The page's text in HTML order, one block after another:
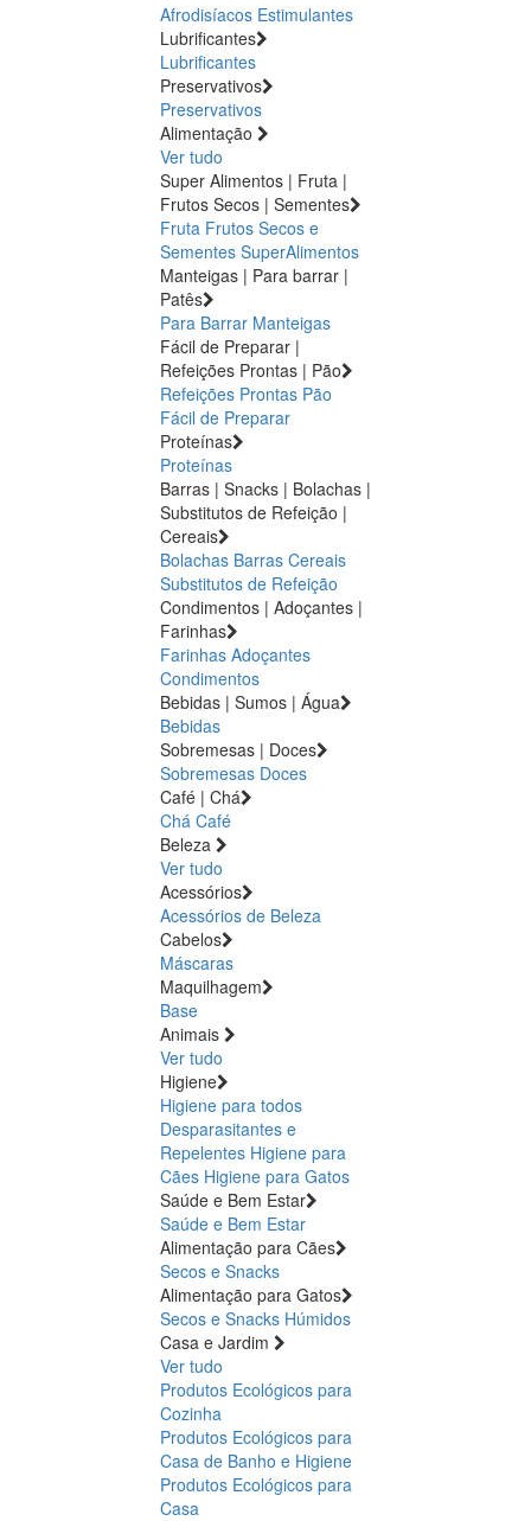
Afrodisíacos Estimulantes
Lubrificantes
Lubrificantes
Preservativos
Preservativos
Alimentação
Ver tudo
Super Alimentos | Fruta |
Frutos Secos | Sementes
Fruta Frutos Secos e
Sementes SuperAlimentos
Manteigas | Para barrar |
Patês
Para Barrar Manteigas
Fácil de Preparar |
Refeições Prontas | Pão
Refeições Prontas Pão
Fácil de Preparar
Proteínas
Proteínas
Barras | Snacks | Bolachas |
Substitutos de Refeição |
Cereais
Bolachas Barras Cereais
Substitutos de Refeição
Condimentos | Adoçantes |
Farinhas
Farinhas Adoçantes
Condimentos
Bebidas | Sumos | Água
Bebidas
Sobremesas | Doces
Sobremesas Doces
Café | Chá
Chá Café
Beleza
Ver tudo
Acessórios
Acessórios de Beleza
Cabelos
Máscaras
Maquilhagem
Base
Animais
Ver tudo
Higiene
Higiene para todos
Desparasitantes e
Repelentes Higiene para
Cães Higiene para Gatos
Saúde e Bem Estar
Saúde e Bem Estar
Alimentação para Cães
Secos e Snacks
Alimentação para Gatos
Secos e Snacks Húmidos
Casa e Jardim
Ver tudo
Produtos Ecológicos para
Cozinha
Produtos Ecológicos para
Casa de Banho e Higiene
Produtos Ecológicos para
Casa